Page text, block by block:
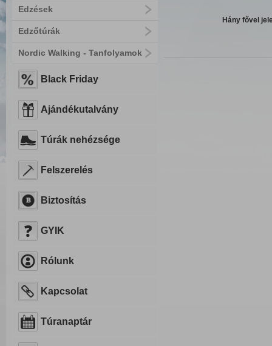
Edzések
Edzőtúrák
Nordic Walking - Tanfolyamok
Black Friday
Ajándékutalvány
Túrák nehézsége
Felszerelés
Biztosítás
GYIK
Rólunk
Kapcsolat
Túranaptár
Hány fővel